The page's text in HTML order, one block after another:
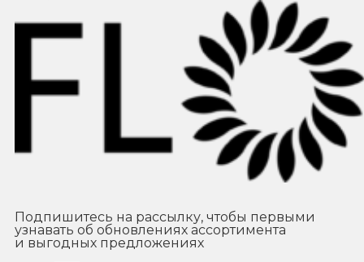
Подпишитесь на рассылку, чтобы первыми
узнавать об обновлениях ассортимента
и выгодных предложениях